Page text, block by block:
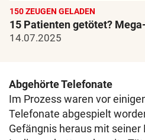
150 ZEUGEN GELADEN
15 Patienten getötet?
14.07.2025
Abgehörte Telefonate
Im Prozess waren vor
Telefonate abgespielt
Gefängnis heraus mit